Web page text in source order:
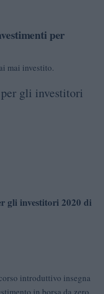
per
mai investito.
gli investitori
gli investitori 2020 di
introduttivo insegna
in borsa da zero.